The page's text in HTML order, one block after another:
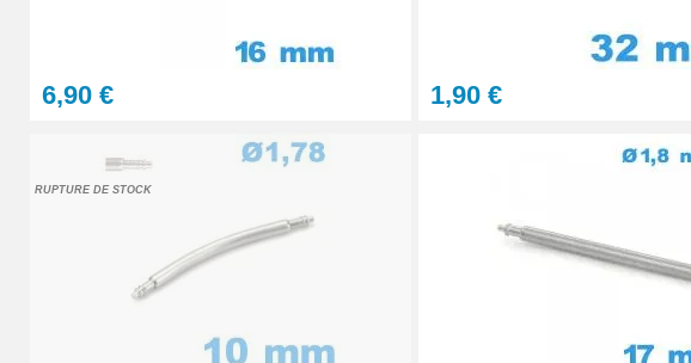
Pointeau de Pose Tête Interchangeable
Kit Réparation Montre Multifonction
23,90 €
6,90 € 1,90 €
RUPTURE DE STOCK